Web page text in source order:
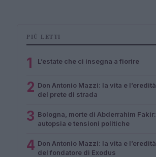
PIÙ LETTI
1 L’estate che ci insegna a fiorire
2 Don Antonio Mazzi: la vita e l’eredità
del prete di strada
3 Bologna, morte di Abderrahim Fakir:
autopsia e tensioni politiche
4 Don Antonio Mazzi: la vita e l’eredità
del fondatore di Exodus